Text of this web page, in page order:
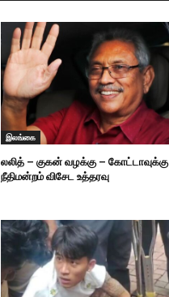
இலங்கை
லலித் – குகன் வழக்கு – கோட்டாவுக்கு
நீதிமன்றம் விசேட உத்தரவு